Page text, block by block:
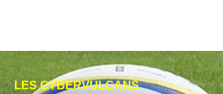
LES CYBERVULCANS